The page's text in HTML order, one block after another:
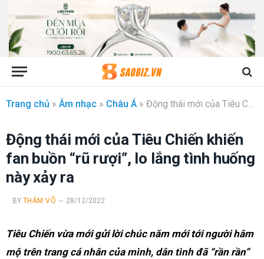
Trang chủ » Âm nhạc » Châu Á » Động thái mới của Tiêu Chiến khiến fan buồn “rũ rượi”, lo lắng tình huống này xảy ra
Động thái mới của Tiêu Chiến khiến
fan buồn “rũ rượi”, lo lắng tình huống
này xảy ra
BY THẮM VÕ 28/12/2022
Tiêu Chiến vừa mới gửi lời chúc năm mới tới người hâm
mộ trên trang cá nhân của mình, dân tình đã “rần rần”